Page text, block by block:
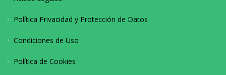
Política Privacidad y Protección de Datos
Condiciones de Uso
Política de Cookies